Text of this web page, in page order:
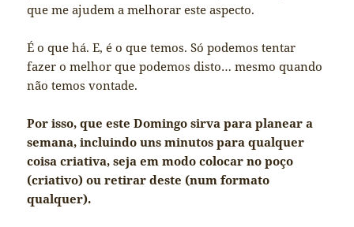
que me ajudem a melhorar este aspecto.
É o que há. E, é o que temos. Só podemos tentar
fazer o melhor que podemos disto… mesmo quando
não temos vontade.
Por isso, que este Domingo sirva para planear a
semana, incluindo uns minutos para qualquer
coisa criativa, seja em modo colocar no poço
(criativo) ou retirar deste (num formato
qualquer).